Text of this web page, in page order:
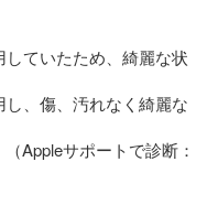
していたため、綺麗な状
し、傷、汚れなく綺麗な
Appleサポートで診断：